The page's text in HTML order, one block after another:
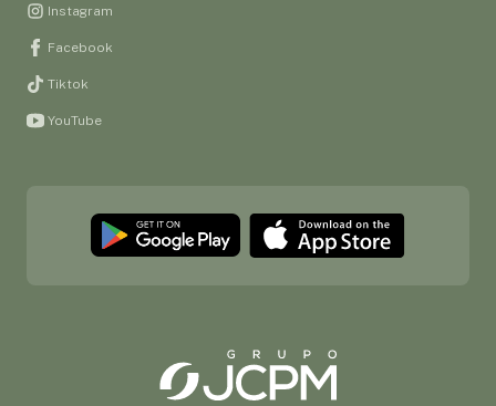
Instagram
Facebook
Tiktok
YouTube